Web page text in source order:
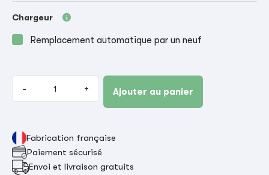
Chargeur
Remplacement automatique par un neuf
- + Ajouter au panier
Fabrication française
Paiement sécurisé
Envoi et livraison gratuits